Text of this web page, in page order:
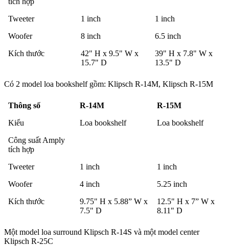
Tweeter
1 inch
1 inch
Woofer
8 inch
6.5 inch
Kích thước
42" H x 9.5" W x
15.7" D
39" H x 7.8" W x
13.5" D
Có 2 model loa bookshelf gồm: Klipsch R-14M, Klipsch R-15M
Thông số R-14M
R-15M
Kiểu
Loa bookshelf
Loa bookshelf
Công suất Amply
tích hợp
Tweeter
1 inch
1 inch
Woofer
4 inch
5.25 inch
Kích thước
9.75" H x 5.88” W x
7.5" D
12.5" H x 7” W x
8.11" D
Một model loa surround Klipsch R-14S và một model center
Klipsch R-25C